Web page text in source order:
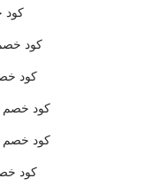
كود
كود
كود
كود خصم
كود خصم
كود